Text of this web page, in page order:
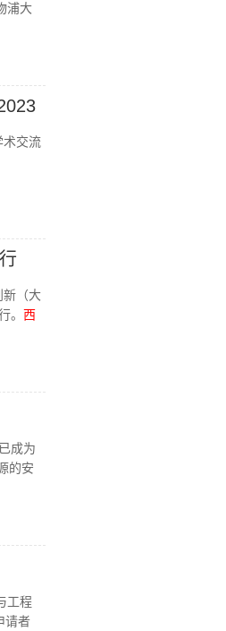
浦大
术交流
新（大
。 西
成为
的安
工程
请者